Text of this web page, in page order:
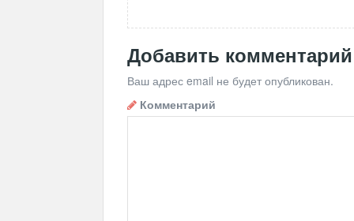
Добавить комментарий
Ваш адрес email не будет опубликован.
Комментарий